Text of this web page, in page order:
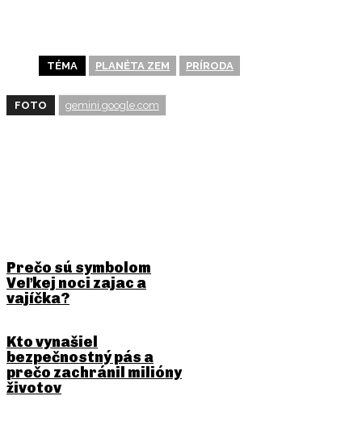
TÉMA PLANÉTA ZEM PRÍRODA
FOTO gemini.google.com
Prečo sú symbolom
Veľkej noci zajac a
vajíčka?
Kto vynašiel
bezpečnostný pás a
prečo zachránil milióny
životov